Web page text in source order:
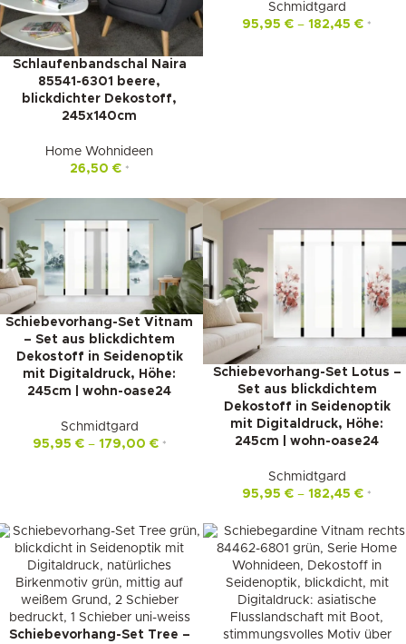
Schlaufenbandschal Naira
85541-6301 beere,
blickdichter Dekostoff,
245x140cm
Home Wohnideen
26,50 € *
Schmidtgard
95,95 € – 182,45 € *
Schiebevorhang-Set Vitnam
– Set aus blickdichtem
Dekostoff in Seidenoptik
mit Digitaldruck, Höhe:
245cm | wohn-oase24
Schmidtgard
95,95 €– 179,00 € *
Schiebevorhang-Set Lotus –
Set aus blickdichtem
Dekostoff in Seidenoptik
mit Digitaldruck, Höhe:
245cm | wohn-oase24
Schmidtgard
95,95 € – 182,45 € *
Schiebevorhang-Set Tree –